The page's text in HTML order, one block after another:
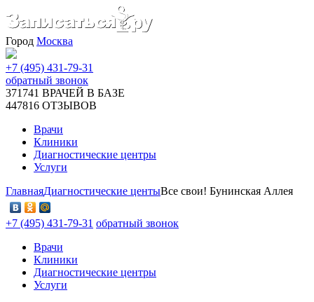
Город Москва
+7 (495) 431-79-31
обратный звонок
371741 ВРАЧЕЙ В БАЗЕ
447816 ОТЗЫВОВ
Врачи
Клиники
Диагностические центры
Услуги
ГлавнаяДиагностические центыВсе свои! Бунинская Аллея
+7 (495) 431-79-31 обратный звонок
Врачи
Клиники
Диагностические центры
Услуги